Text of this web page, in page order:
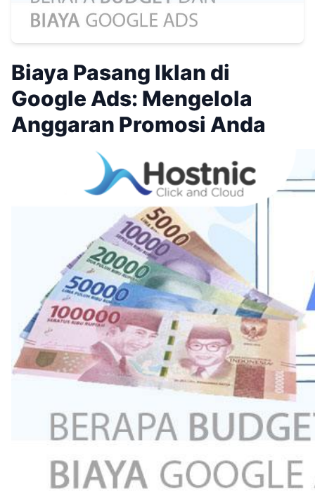
Biaya Pasang Iklan di
Google Ads: Mengelola
Anggaran Promosi Anda